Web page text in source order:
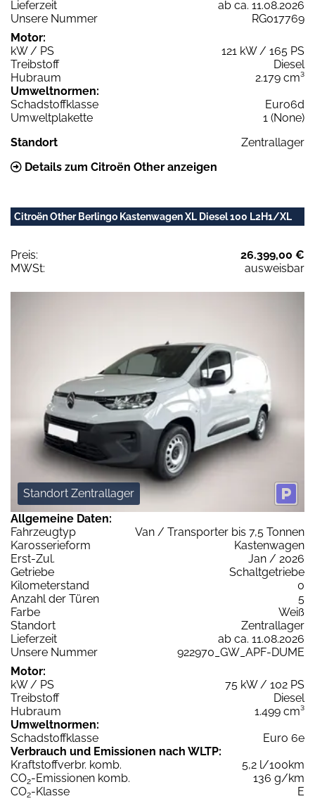
Lieferzeit
ab ca. 11.08.2026
Unsere Nummer
RG017769
Motor:
kW / PS
121 kW / 165 PS
Treibstoff
Diesel
Hubraum
2.179 cm³
Umweltnormen:
Schadstoffklasse
Euro6d
Umweltplakette
1 (None)
Standort
Zentrallager
Details zum Citroën Other anzeigen
Citroën Other Berlingo Kastenwagen XL Diesel 100 L2H1/XL
Preis:
26.399,00 €
MWSt:
ausweisbar
Standort Zentrallager
Allgemeine Daten:
Fahrzeugtyp
Van / Transporter bis 7,5 Tonnen
Karosserieform
Kastenwagen
Erst-Zul.
Jan / 2026
Getriebe
Schaltgetriebe
Kilometerstand
0
Anzahl der Türen
5
Farbe
Weiß
Standort
Zentrallager
Lieferzeit
ab ca. 11.08.2026
Unsere Nummer
922970_GW_APF-DUME
Motor:
kW / PS
75 kW / 102 PS
Treibstoff
Diesel
Hubraum
1.499 cm³
Umweltnormen:
Schadstoffklasse
Euro 6e
Verbrauch und Emissionen nach WLTP:
Kraftstoffverbr. komb.
5,2 l/100km
CO2-Emissionen komb.
136 g/km
CO2-Klasse
E